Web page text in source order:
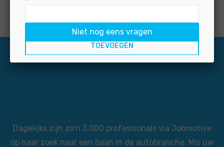
Dagelijks zijn zo’n 3.000 professionals via Jobmotive
op naar zoek naar een baan in de autobranche. Mis uw
Niet nog eens vragen